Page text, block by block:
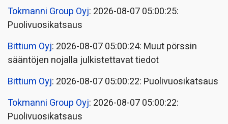
Tokmanni Group Oyj: 2026-08-07 05:00:25:
Puolivuosikatsaus
Bittium Oyj: 2026-08-07 05:00:24: Muut pörssin
sääntöjen nojalla julkistettavat tiedot
Bittium Oyj: 2026-08-07 05:00:22: Puolivuosikatsaus
Tokmanni Group Oyj: 2026-08-07 05:00:22:
Puolivuosikatsaus